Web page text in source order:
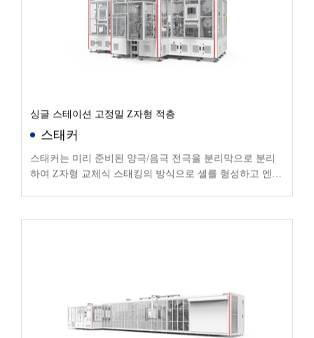
싱글 스테이션 고정밀 Z자형 적층
스태커
스태커는 미리 준비된 양극/음극 전극을 분리막으로 분리
하여 Z자형 교체식 스태킹의 방식으로 셀를 형성하고 엔드